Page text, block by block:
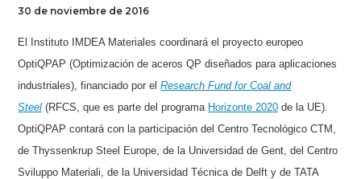
30 de noviembre de 2016
El Instituto IMDEA Materiales coordinará el proyecto europeo
OptiQPAP (Optimización de aceros QP diseñados para aplicaciones
industriales), financiado por elResearch Fund for Coal and
Steel (RFCS, que es parte del programa Horizonte 2020 de la UE).
OptiQPAP contará con la participación del Centro Tecnológico CTM,
de Thyssenkrup Steel Europe, de la Universidad de Gent, del Centro
Sviluppo Materiali, de la Universidad Técnica de Delft y de TATA